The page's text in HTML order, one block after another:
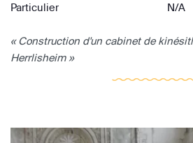
Particulier
N/A
« Construction d'un cabinet de
Herrlisheim »